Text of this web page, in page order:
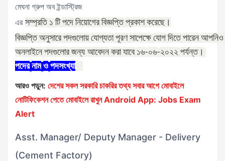
মেঘনা গ্রুপ অব ইন্ডাস্ট্রিজ
এর সম্প্রতি ১ টি পদে নিয়োগের বিজ্ঞপ্তি প্রকাশ করেছে।
বিজ্ঞপ্তি অনুসারে পদগুলোয় যোগ্যতা পূরণ সাপেক্ষে যোগ দিতে পারেন
অনলাইনে পদগুলোর জন্য আবেদন করা যাবে ১৬-০৬-২০২২ পর্যন্ত।
পদের নাম ও পদসংখ্যা
আরও পড়ুন: দেশের সকল সরকারি চাকরির তথ্য সবার আগে মোবাইলে
নোটিফিকেশন পেতে মোবাইলে রাখুন Android App: Jobs Exam
Alert
Asst. Manager/ Deputy Manager - Delivery
(Cement Factory)